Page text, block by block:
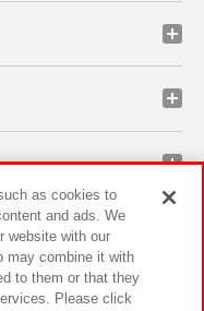
as cookies to
and ads. We
website with our
may combine it with
to them or that they
Please click